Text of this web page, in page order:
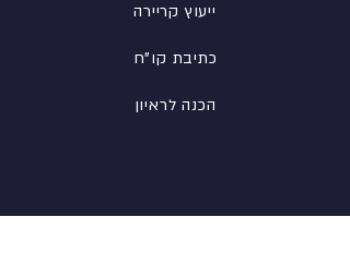
ייעוץ קריירה
כתיבת קו"ח
הכנה לראיון
רשת